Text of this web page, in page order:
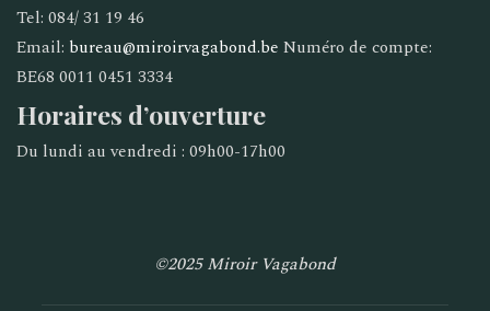
Tel: 084/ 31 19 46
Email: bureau@miroirvagabond.be Numéro de compte:
BE68 0011 0451 3334
Horaires d’ouverture
Du lundi au vendredi : 09h00-17h00
©2025 Miroir Vagabond